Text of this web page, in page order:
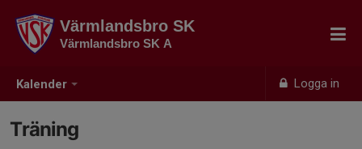
Kalender Logga in
Värmlandsbro SK
Värmlandsbro SK A
Träning